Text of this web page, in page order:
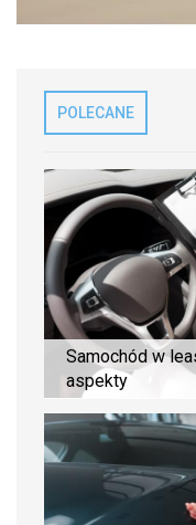
POLECANE
Samochód w
aspekty